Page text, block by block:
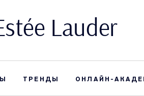
Lauder
ТРЕНДЫ ОНЛАЙН-